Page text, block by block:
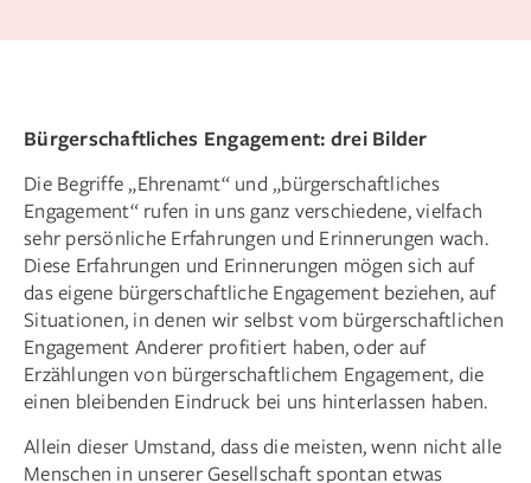
Bürgerschaftliches Engagement: drei Bilder
Die Begriffe „Ehrenamt“ und „bürgerschaftliches
Engagement“ rufen in uns ganz verschiedene, vielfach
sehr persön­liche Erfahrungen und Erinnerungen wach.
Diese Erfahrungen und Erinnerungen mögen sich auf
das eigene bürgerschaftliche Engagement beziehen, auf
Situationen, in denen wir selbst vom bürgerschaftlichen
Engagement Anderer profitiert haben, oder auf
Erzählungen von bürgerschaftlichem Engagement, die
einen bleibenden Eindruck bei uns hinterlassen haben.
Allein dieser Umstand, dass die meisten, wenn nicht alle
Menschen in unserer Gesellschaft spontan etwas